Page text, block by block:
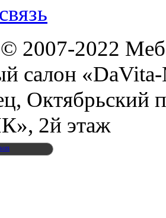
2007-2022
салон
Октябрьский
2й этаж